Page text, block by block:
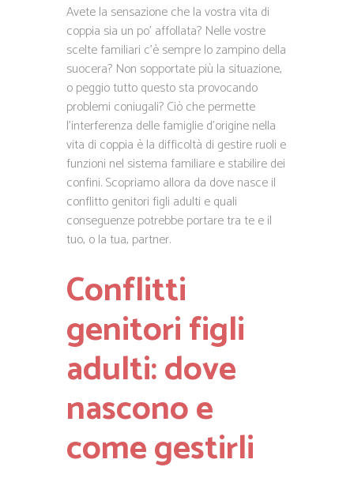
Avete la sensazione che la vostra vita di
coppia sia un po’ affollata? Nelle vostre
scelte familiari c’è sempre lo zampino della
suocera? Non sopportate più la situazione,
o peggio tutto questo sta provocando
problemi coniugali? Ciò che permette
l’interferenza delle famiglie d’origine nella
vita di coppia è la difficoltà di gestire ruoli e
funzioni nel sistema familiare e stabilire dei
confini. Scopriamo allora da dove nasce il
conflitto genitori figli adulti e quali
conseguenze potrebbe portare tra te e il
tuo, o la tua, partner.
Conflitti
genitori figli
adulti: dove
nascono e
come gestirli